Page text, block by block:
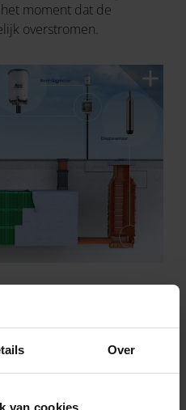
Over
van cookies
moment dat de
overstromen.